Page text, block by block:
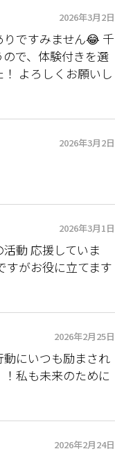
2026年3月2日
ですみません😂 千
で、体験付きを選
よろしくお願いし
2026年3月2日
2026年3月1日
動 応援していま
すがお役に立てます
2026年2月25日
にいつも励まされ
私も未来のために
2026年2月24日